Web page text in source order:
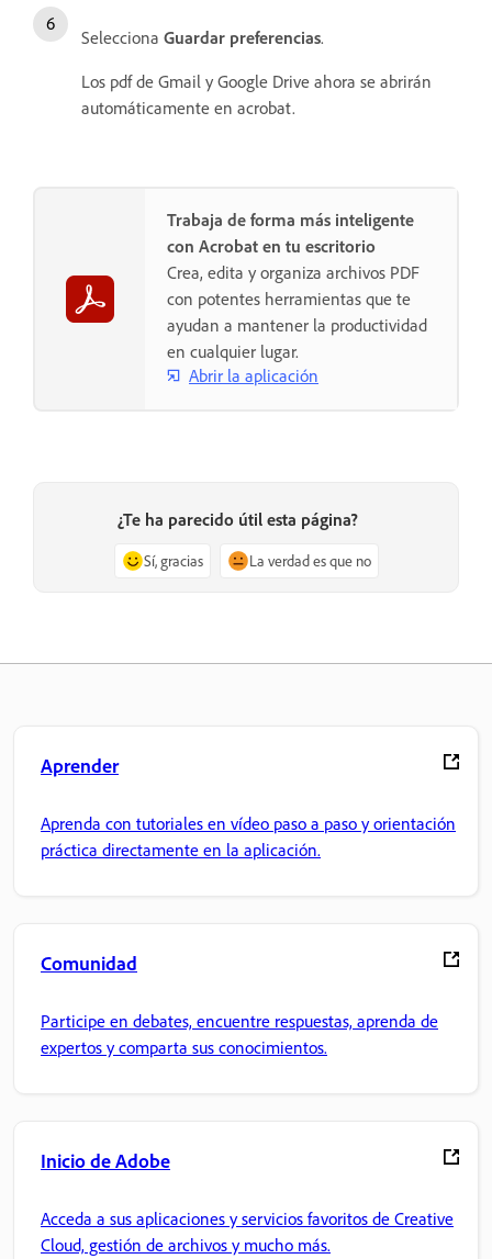
Selecciona Guardar preferencias.
Los pdf de Gmail y Google Drive ahora se abrirán
automáticamente en acrobat.
Trabaja de forma más inteligente
con Acrobat en tu escritorio
Crea, edita y organiza archivos PDF
con potentes herramientas que te
ayudan a mantener la productividad
en cualquier lugar.
Abrir la aplicación
¿Te ha parecido útil esta página?
Sí, gracias La verdad es que no
Aprender
Aprenda con tutoriales en vídeo paso a paso y orientación
práctica directamente en la aplicación.
Comunidad
Participe en debates, encuentre respuestas, aprenda de
expertos y comparta sus conocimientos.
Inicio de Adobe
Acceda a sus aplicaciones y servicios favoritos de Creative
Cloud, gestión de archivos y mucho más.